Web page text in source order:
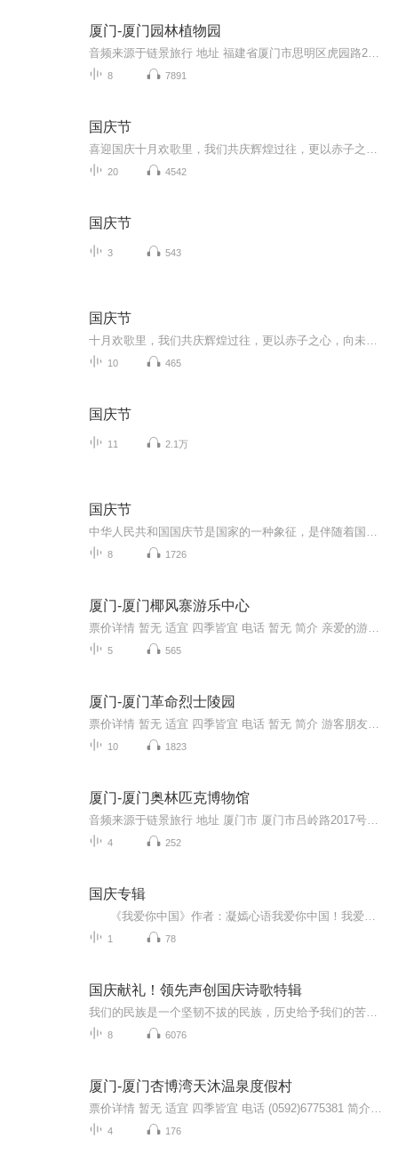
厦门-厦门园林植物园
8 7891
国庆节
20 4542
国庆节
3 543
国庆节
10 465
国庆节
11 2.1万
国庆节
8 1726
厦门-厦门椰风寨游乐中心
5 565
厦门-厦门革命烈士陵园
10 1823
厦门-厦门奥林匹克博物馆
4 252
国庆专辑
1 78
国庆献礼！领先声创国庆诗歌特辑
8 6076
厦门-厦门杏博湾天沐温泉度假村
4 176